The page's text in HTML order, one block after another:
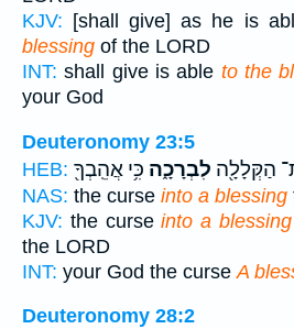
KJV: [shall give] as he is
blessing of the LORD
INT: shall give is able to the
your God
Deuteronomy 23:5
HEB:
הַקְּלָלָ֖ה לִבְרָכָ֑ה כִּ֥י אֲהֵֽבְךָ֖
NAS: the curse into a blessing
KJV: the curseinto a blessing
the LORD
INT: your God the curse A
Deuteronomy 28:2